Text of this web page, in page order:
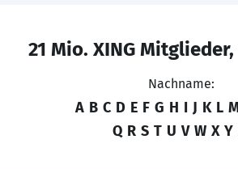
21 Mio. XING
Nachname:
A B C D E F G H I J K L
Q R S T U V W X Y